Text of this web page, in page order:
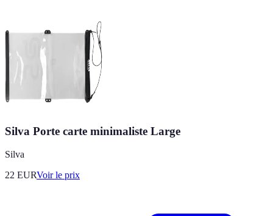
Silva Porte carte minimaliste Large
Silva
22 EURVoir le prix